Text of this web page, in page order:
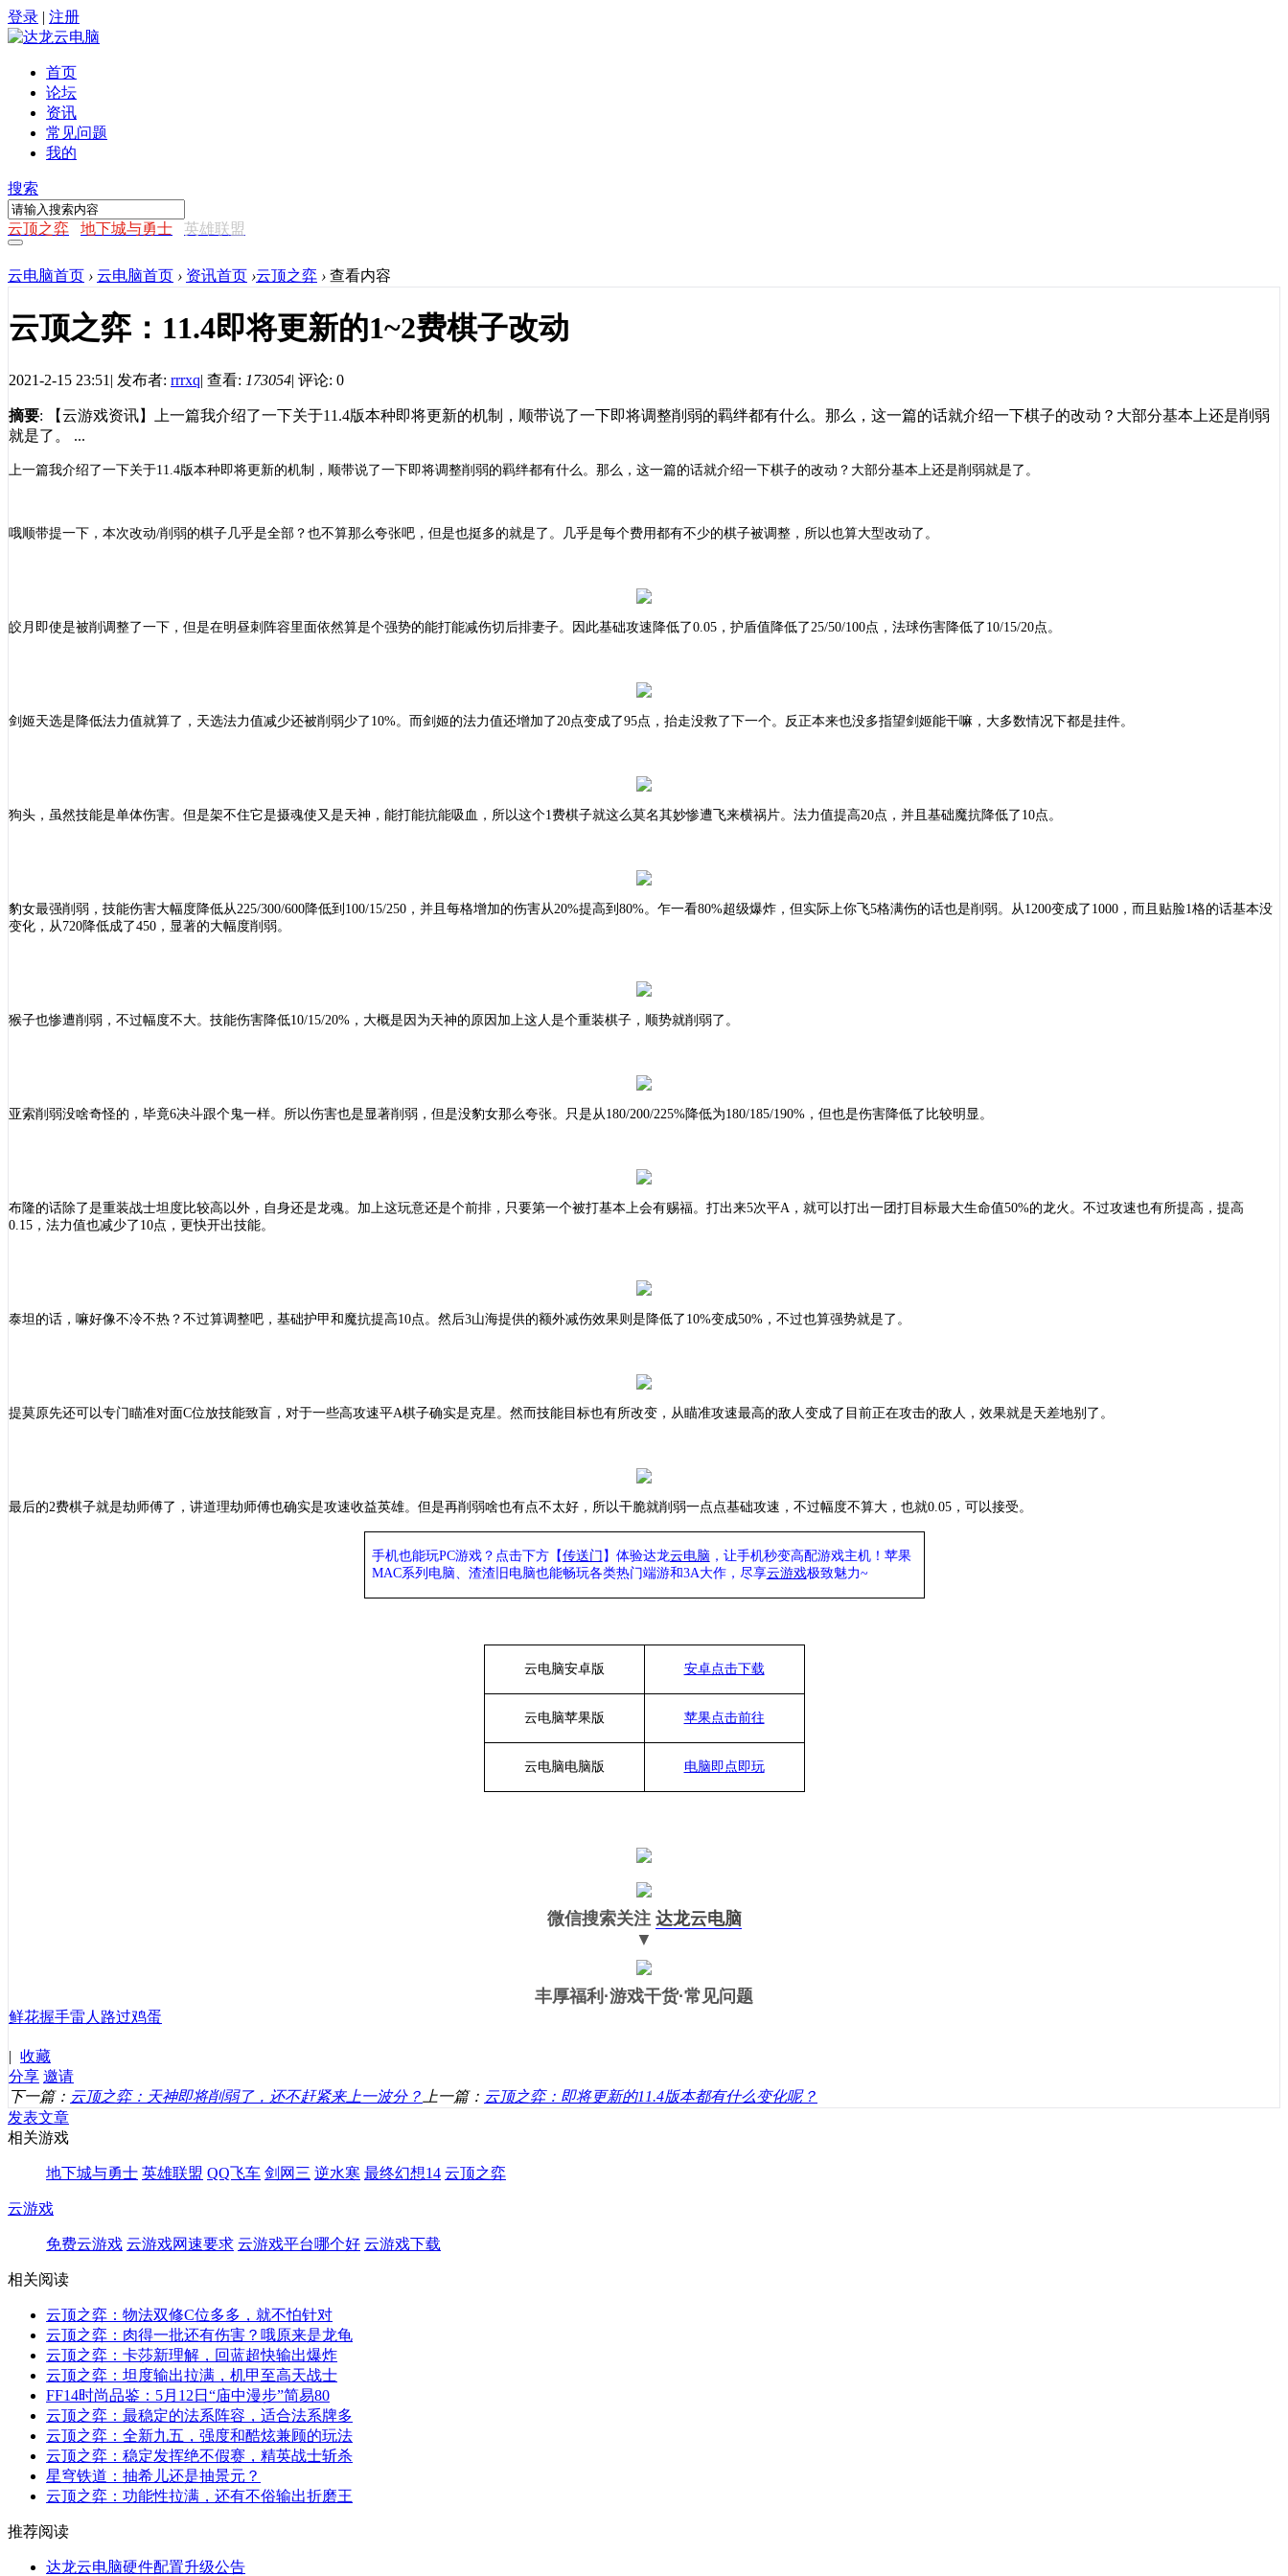
登录 | 注册
首页
论坛
资讯
常见问题
我的
搜索
云顶之弈 地下城与勇士 英雄联盟
云电脑首页 › 云电脑首页 › 资讯首页 ›云顶之弈 › 查看内容
云顶之弈：11.4即将更新的1~2费棋子改动
2021-2-15 23:51 | 发布者: rrrxq| 查看: 173054| 评论: 0
摘要: 【云游戏资讯】上一篇我介绍了一下关于11.4版本种即将更新的机制，顺带说了一下即将调整削弱的羁绊都有什么。那么，这一篇的话就介绍一下棋子的改动？大部分基本上还是削弱
就是了。 ...
上一篇我介绍了一下关于11.4版本种即将更新的机制，顺带说了一下即将调整削弱的羁绊都有什么。那么，这一篇的话就介绍一下棋子的改动？大部分基本上还是削弱就是了。
哦顺带提一下，本次改动/削弱的棋子几乎是全部？也不算那么夸张吧，但是也挺多的就是了。几乎是每个费用都有不少的棋子被调整，所以也算大型改动了。
皎月即使是被削调整了一下，但是在明昼刺阵容里面依然算是个强势的能打能减伤切后排妻子。因此基础攻速降低了0.05，护盾值降低了25/50/100点，法球伤害降低了10/15/20点。
剑姬天选是降低法力值就算了，天选法力值减少还被削弱少了 10%。而剑姬的法力值还增加了20点变成了95点，抬走没救了下一个。反正本来也没多指望剑姬能干嘛，大多数情况下都是挂件。
狗头，虽然技能是单体伤害。但是架不住它是摄魂使又是天神，能打能抗能吸血，所以这个1费棋子就这么莫名其妙惨遭飞来横祸片。法力值提高20点，并且基础魔抗降低了10点。
豹女最强削弱，技能伤害大幅度降低从 225/300/600降低到100/15/250，并且每格增加的伤害从20%提高到80%。乍一看80%超级爆炸，但实际上你飞5格满伤的话也是削弱。从1200变成了1000，而且贴脸1格的话基本没
变化，从720降低成了450，显著的大幅度削弱。
猴子也惨遭削弱，不过幅度不大。技能伤害降低10/15/20%，大概是因为天神的原因加上这人是个重装棋子，顺势就削弱了。
亚索削弱没啥奇怪的，毕竟6决斗跟个鬼一样。所以伤害也是显著削弱，但是没豹女那么夸张。只是从180/200/225%降低为180/185/190%，但也是伤害降低了比较明显。
布隆的话除了是重装战士坦度比较高以外，自身还是龙魂。加上这玩意还是个前排，只要第一个被打基本上会有赐福。打出来5次平A，就可以打出一团打目标最大生命值50%的龙火。不过攻速也有所提高，提高
0.15，法力值也减少了10点，更快开出技能。
泰坦的话，嘛好像不冷不热？不过算调整吧，基础护甲和魔抗提高10点。然后3山海提供的额外减伤效果则是降低了10%变成50%，不过也算强势就是了。
提莫原先还可以专门瞄准对面C位放技能致盲，对于一些高攻速平A棋子确实是克星。然而技能目标也有所改变，从瞄准攻速最高的敌人变成了目前正在攻击的敌人，效果就是天差地别了。
最后的2费棋子就是劫师傅了，讲道理劫师傅也确实是攻速收益英雄。但是再削弱啥也有点不太好，所以干脆就削弱一点点基础攻速，不过幅度不算大，也就0.05，可以接受。
手机也能玩PC游戏？点击下方【传送门 】 体验达龙云电脑 ，让手机秒变高配游戏主机！苹果
MAC系列电脑、 渣渣旧电脑也能畅玩各类热门端游和3A大作， 尽享云游戏极致魅力~
云电脑安卓版 安卓点击下载
云电脑苹果版 苹果点击前往
云电脑电脑版 电脑即点即玩
微信搜索关注 达龙云电脑
▼
丰厚福利 ·游戏干货·常见问题
鲜花握手雷人 路过鸡蛋
| 收藏
分享 邀请
下一篇： 云顶之弈：天神即将削弱了，还不赶紧来上一波分？ 上一篇： 云顶之弈：即将更新的11.4版本都有什么变化呢？
发表文章
相关游戏
地下城与勇士 英雄联盟 QQ飞车 剑网三 逆水寒 最终幻想14 云顶之弈
云游戏
免费云游戏 云游戏网速要求 云游戏平台哪个好 云游戏下载
相关阅读
云顶之弈：物法双修C位多多，就不怕针对
云顶之弈：肉得一批还有伤害？哦原来是龙龟
云顶之弈：卡莎新理解，回蓝超快输出爆炸
云顶之弈：坦度输出拉满，机甲至高天战士
FF14时尚品鉴：5月12日“庙中漫步”简易80
云顶之弈：最稳定的法系阵容，适合法系牌多
云顶之弈：全新九五，强度和酷炫兼顾的玩法
云顶之弈：稳定发挥绝不假赛，精英战士斩杀
星穹铁道：抽希儿还是抽景元？
云顶之弈：功能性拉满，还有不俗输出折磨王
推荐阅读
达龙云电脑硬件配置升级公告